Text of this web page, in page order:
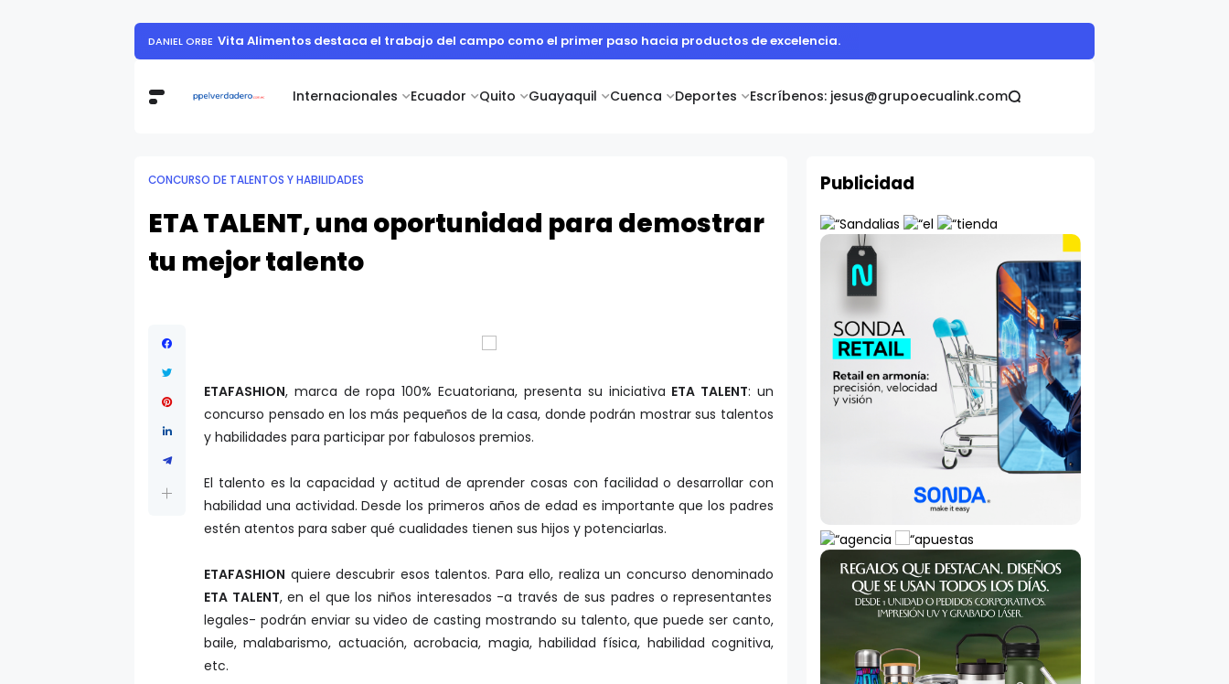
Internacionales Ecuador Quito Guayaquil Cuenca Deportes Escríbenos: jesus@grupoecualink.com
DANIEL ORBE Vita Alimentos destaca el trabajo del campo como el primer paso hacia productos de excelencia.
CONCURSO DE TALENTOS Y HABILIDADES
ETA TALENT, una oportunidad para demostrar
tu mejor talento
ETAFASHION, marca de ropa 100% Ecuatoriana, presenta su iniciativa ETA TALENT: un
concurso pensado en los más pequeños de la casa, donde podrán mostrar sus talentos
y habilidades para participar por fabulosos premios.
El talento es la capacidad y actitud de aprender cosas con facilidad o desarrollar con
habilidad una actividad. Desde los primeros años de edad es importante que los padres
estén atentos para saber qué cualidades tienen sus hijos y potenciarlas.
ETAFASHION quiere descubrir esos talentos. Para ello, realiza un concurso denominado
ETA TALENT, en el que los niños interesados -a través de sus padres o representantes
legales- podrán enviar su video de casting mostrando su talento, que puede ser canto,
baile, malabarismo, actuación, acrobacia, magia, habilidad física, habilidad cognitiva,
etc.
Publicidad